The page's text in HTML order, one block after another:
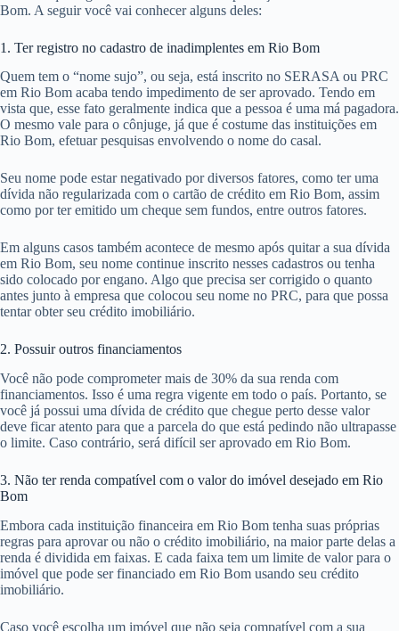
Bom. A seguir você vai conhecer alguns deles:
1. Ter registro no cadastro de inadimplentes em Rio Bom
Quem tem o “nome sujo”, ou seja, está inscrito no SERASA ou PRC
em Rio Bom acaba tendo impedimento de ser aprovado. Tendo em
vista que, esse fato geralmente indica que a pessoa é uma má pagadora.
O mesmo vale para o cônjuge, já que é costume das instituições em
Rio Bom, efetuar pesquisas envolvendo o nome do casal.
Seu nome pode estar negativado por diversos fatores, como ter uma
dívida não regularizada com o cartão de crédito em Rio Bom, assim
como por ter emitido um cheque sem fundos, entre outros fatores.
Em alguns casos também acontece de mesmo após quitar a sua dívida
em Rio Bom, seu nome continue inscrito nesses cadastros ou tenha
sido colocado por engano. Algo que precisa ser corrigido o quanto
antes junto à empresa que colocou seu nome no PRC, para que possa
tentar obter seu crédito imobiliário.
2. Possuir outros financiamentos
Você não pode comprometer mais de 30% da sua renda com
financiamentos. Isso é uma regra vigente em todo o país. Portanto, se
você já possui uma dívida de crédito que chegue perto desse valor
deve ficar atento para que a parcela do que está pedindo não ultrapasse
o limite. Caso contrário, será difícil ser aprovado em Rio Bom.
3. Não ter renda compatível com o valor do imóvel desejado em Rio
Bom
Embora cada instituição financeira em Rio Bom tenha suas próprias
regras para aprovar ou não o crédito imobiliário, na maior parte delas a
renda é dividida em faixas. E cada faixa tem um limite de valor para o
imóvel que pode ser financiado em Rio Bom usando seu crédito
imobiliário.
Caso você escolha um imóvel que não seja compatível com a sua